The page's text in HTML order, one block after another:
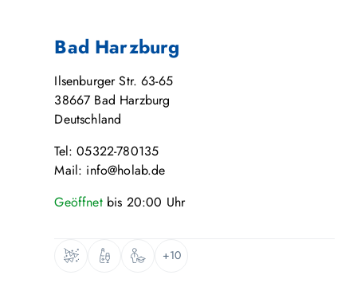
Bad Harzburg
Ilsenburger Str. 63-65
38667 Bad Harzburg
Deutschland
Tel: 05322-780135
Mail: info@holab.de
Geöffnet bis 20:00 Uhr
+10